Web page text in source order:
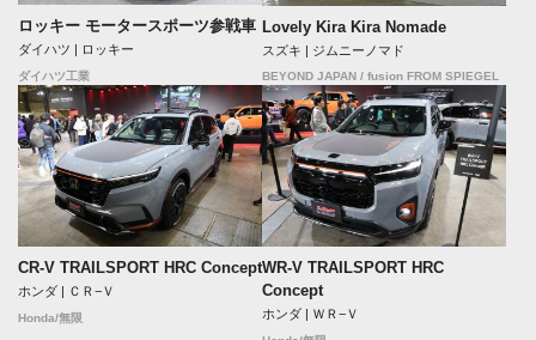
ロッキー モータースポーツ参戦車
ダイハツ | ロッキー
ダイハツ工業
Lovely Kira Kira Nomade
スズキ | ジムニーノマド
BEYOND JAPAN / fusion FROM SPIEGEL
CR-V TRAILSPORT HRC Concept
ホンダ | ＣＲ−Ｖ
Honda/無限
WR-V TRAILSPORT HRC
Concept
ホンダ | ＷＲ−Ｖ